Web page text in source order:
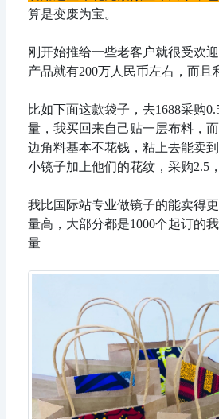
算是变废为宝。
刚开始推给一些老客户就很受欢
产品就有200万人民币左右，而且
比如下面这款袋子，去1688采购
量，我买回来自己贴一层布料，
边角料基本不花钱，粘上去能卖
小镜子加上他们的花纹，采购2.5
我比国际站专业做镜子的能卖得
量高，大部分都是1000个起订的
量